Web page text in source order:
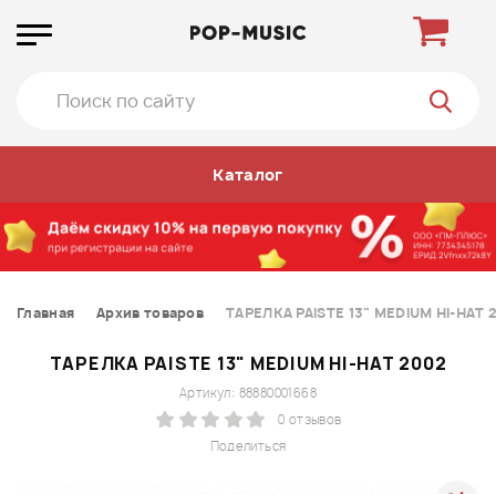
Каталог
Главная Архив товаров ТАРЕЛКА PAISTE 13" MEDIUM HI-HAT
ТАРЕЛКА PAISTE 13" MEDIUM HI-HAT 2002
Поделиться
Артикул: 88880001668
0 отзывов